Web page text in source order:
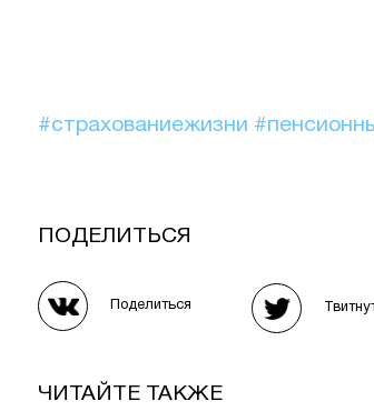
#страхованиежизни
ПОДЕЛИТЬСЯ
Поделиться
ЧИТАЙТЕ ТАКЖЕ